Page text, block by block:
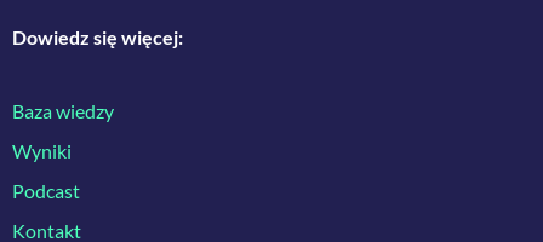
Dowiedz się więcej:
Baza wiedzy
Wyniki
Podcast
Kontakt